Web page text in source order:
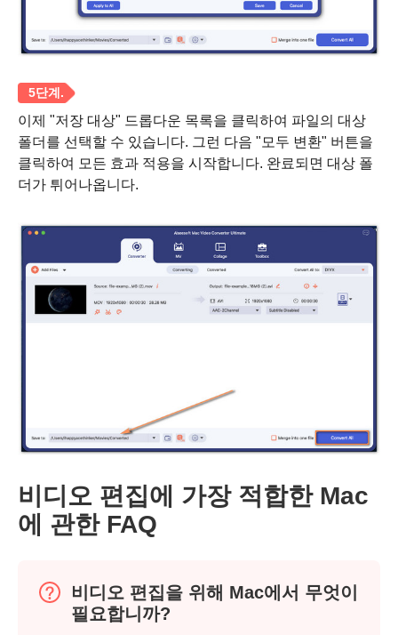
이제 "저장 대상" 드롭다운 목록을 클릭하여 파일의 대상
폴더를 선택할 수 있습니다. 그런 다음 "모두 변환" 버튼을
클릭하여 모든 효과 적용을 시작합니다. 완료되면 대상 폴
더가 튀어나옵니다.
비디오 편집에 가장 적합한 Mac
에 관한 FAQ
비디오 편집을 위해 Mac에서 무엇이
필요합니까?